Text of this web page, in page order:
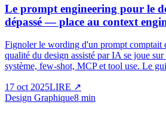
Le prompt engineering pour le
dépassé — place au context
Fignoler le wording d'un prompt comptait
qualité du design assisté par IA se joue
système, few-shot, MCP et tool use. Le
17 oct 2025LIRE ↗
Design Graphique8 min